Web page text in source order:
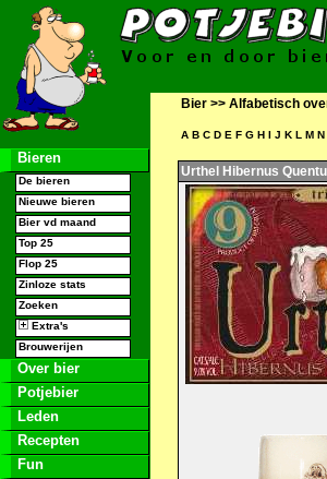
Bieren
De bieren
Nieuwe bieren
Bier vd maand
Top 25
Flop 25
Zinloze stats
Zoeken
Extra's
Brouwerijen
Over bier
Potjebier
Leden
Recepten
Fun
Bier >> Alfabetisch
A B C D E F G H I J K L M N
Urthel Hibernus